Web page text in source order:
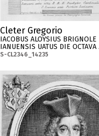
Cleter Gregorio
IACOBUS ALOYSIUS BRIGNOLE
IANUENSIS UATUS DIE OCTAVA
S-CL2346_14235